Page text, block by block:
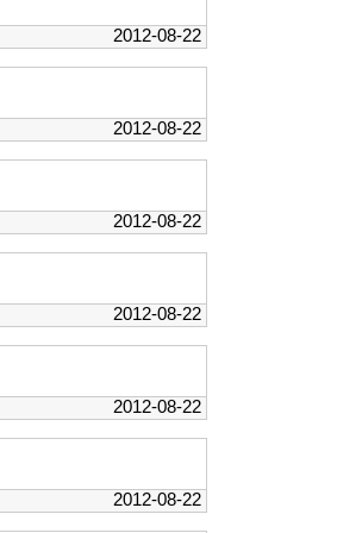
2012-08-22
2012-08-22
2012-08-22
2012-08-22
2012-08-22
2012-08-22